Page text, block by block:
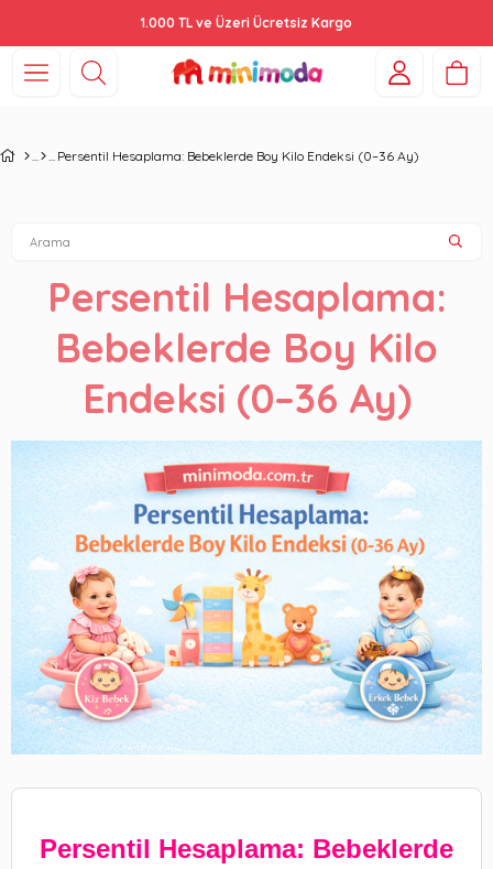
1.000 TL ve Üzeri Ücretsiz Kargo
Persentil Hesaplama: Bebeklerde Boy Kilo Endeksi (0–36 Ay)
Persentil Hesaplama:
Bebeklerde Boy Kilo
Endeksi (0–36 Ay)
Persentil Hesaplama: Bebeklerde